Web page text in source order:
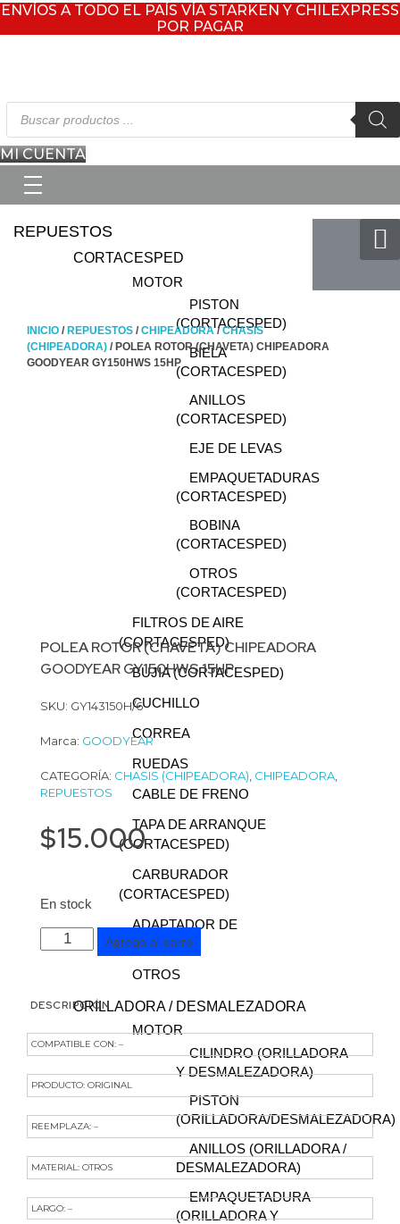
ENVÍOS A TODO EL PAÍS VÍA STARKEN Y CHILEXPRESS
POR PAGAR
Búsqueda
de
productos
MI CUENTA
REPUESTOS
CORTACESPED
MOTOR
PISTON
(CORTACESPED)
BIELA
(CORTACESPED)
ANILLOS
(CORTACESPED)
EJE DE LEVAS
EMPAQUETADURAS
(CORTACESPED)
BOBINA
(CORTACESPED)
OTROS
(CORTACESPED)
FILTROS DE AIRE
(CORTACESPED)
BUJIA (CORTACESPED)
CUCHILLO
CORREA
RUEDAS
CABLE DE FRENO
TAPA DE ARRANQUE
(CORTACESPED)
CARBURADOR
(CORTACESPED)
ADAPTADOR DE
CUCHILLO
OTROS
ORILLADORA / DESMALEZADORA
MOTOR
CILINDRO (ORILLADORA
Y DESMALEZADORA)
PISTON
(ORILLADORA/DESMALEZADORA)
ANILLOS (ORILLADORA /
DESMALEZADORA)
EMPAQUETADURA
(ORILLADORA Y
INICIO / REPUESTOS / CHIPEADORA/CHASIS
(CHIPEADORA) / POLEA ROTOR (CHAVETA) CHIPEADORA
GOODYEAR GY150HWS 15HP
POLEA ROTOR (CHAVETA) CHIPEADORA
GOODYEAR GY150HWS 15HP
SKU: GY143150H/6
Marca: GOODYEAR
CATEGORÍA: CHASIS (CHIPEADORA), CHIPEADORA,
REPUESTOS
$15.000
En stock
POLEA
CHIPEADORA
GOODYEAR
GY150HWS
15HP
cantidad
Agrega al carro
DESCRIPCIÓN
COMPATIBLE CON: –
PRODUCTO: ORIGINAL
REEMPLAZA: –
MATERIAL: OTROS
LARGO: –